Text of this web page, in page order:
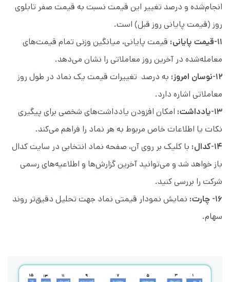
انجام‌شده و درصد تغییر این قیمت نسبت به قیمت صفر تابلوی
روز (قیمت پایانی روز قبل) است.
۱۱-قیمت پایانی:
قیمت پایانی، میانگین وزنی تمام قیمت‌های
معامله‌شده در آخرین روز معاملاتی را نشان می‌دهد.
۱۲-نوسان امروز:
به درصد تغییرات قیمت یک نماد در طول روز
معاملاتی اشاره دارد.
۱۳-یادداشت:
امکان افزودن یادداشت‌های شخصی برای پیگیری
نکات یا اطلاعات خاص مربوط به هر نماد را فراهم می‌کند.
۱۴-کدال:
با کلیک بر روی آن، صفحه نماد انتخابی در سایت کدال
باز خواهد شد و می‌توانید آخرین گزارش‌ها و اطلاعیه‌های رسمی
شرکت را بررسی کنید.
۱۶- چارت:
نمایش نمودار قیمتی نماد جهت تحلیل دقیق‌تر روند
سهام.